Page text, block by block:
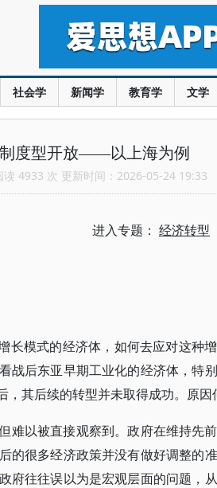
社会学 新闻学 教育学 文学
度型开放——以上海为例
4933 次 更新时间：2026-05-24 19:33
进入专题： 经济转型
长模式的经济体，如何去应对这种
战后东亚早期工业化的经济体，特
其后续的转型并未取得成功。原因
难以被直接观察到。政府在维持先
的很多经济政策并没有做好调整的
府往往误以为是宏观层面的问题，